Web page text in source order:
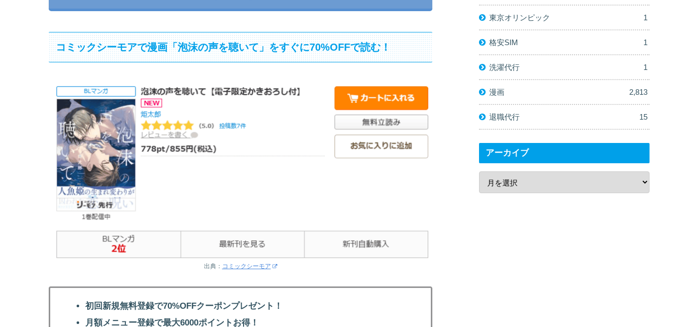
コミックシーモアで漫画「泡沫の声を聴いて」をすぐに70%OFFで読む！
出典： コミックシーモア
初回新規無料登録で70%OFFクーポンプレゼント！
月額メニュー登録で最大6000ポイントお得！
東京オリンピック 1
格安SIM 1
洗濯代行 1
漫画 2,813
退職代行 15
アーカイブ